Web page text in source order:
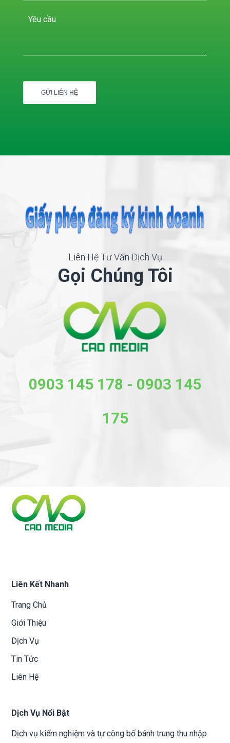
Liên Hệ Tư Vấn Dịch Vụ
Gọi Chúng Tôi
0903 145 178 - 0903 145
175
Liên Kết Nhanh
Trang Chủ
Giới Thiệu
Dịch Vụ
Tin Tức
Liên Hệ
Dịch Vụ Nổi Bật
Dịch vụ kiểm nghiệm và tự công bố bánh trung thu nhập